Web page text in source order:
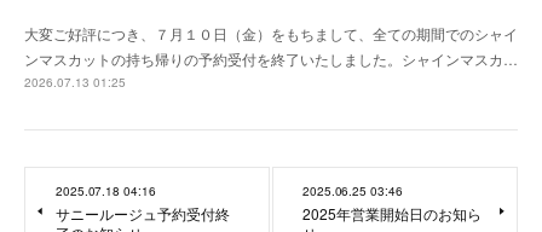
大変ご好評につき、７月１０日（金）をもちまして、全ての期間でのシャイ
ンマスカットの持ち帰りの予約受付を終了いたしました。シャインマスカ…
2026.07.13 01:25
2025.07.18 04:16
サニールージュ予約受付終
2025.06.25 03:46
2025年営業開始日のお知ら